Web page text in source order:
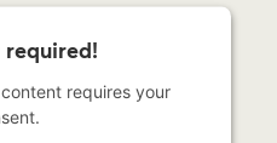
requires your